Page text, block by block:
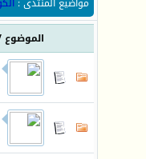
الموضوع